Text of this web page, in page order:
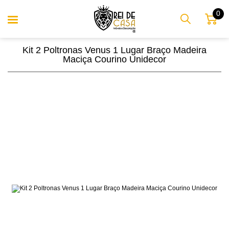
0
Kit 2 Poltronas Venus 1 Lugar Braço Madeira
Maciça Courino Unidecor